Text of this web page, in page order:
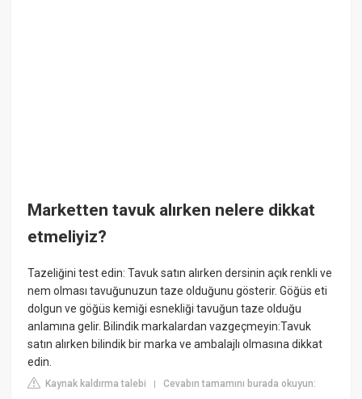
Marketten tavuk alırken nelere dikkat
etmeliyiz?
Tazeliğini test edin: Tavuk satın alırken dersinin açık renkli ve
nem olması tavuğunuzun taze olduğunu gösterir. Göğüs eti
dolgun ve göğüs kemiği esnekliği tavuğun taze olduğu
anlamına gelir. Bilindik markalardan vazgeçmeyin:Tavuk
satın alırken bilindik bir marka ve ambalajlı olmasına dikkat
edin.
Kaynak kaldırma talebi |Cevabın tamamını burada okuyun: